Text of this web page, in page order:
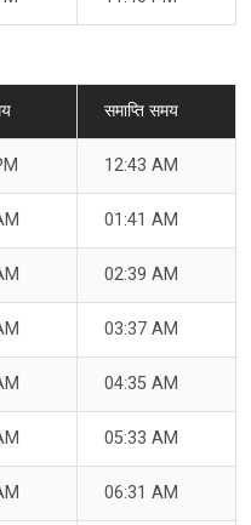
समाप्ति समय
12:43 AM
01:41 AM
02:39 AM
03:37 AM
04:35 AM
05:33 AM
06:31 AM